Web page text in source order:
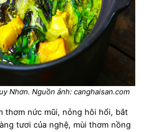
Nhơn. Nguồn ảnh: canghaisan.com
thơm nức mũi, nỏng hôi hổi, bắt
tươi của nghệ, mùi thơm nồng